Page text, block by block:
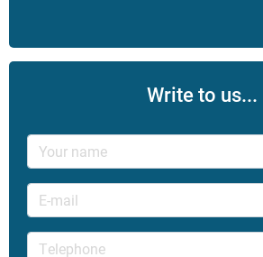
Write to us...